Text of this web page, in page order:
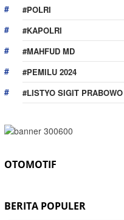
#POLRI
#KAPOLRI
#MAHFUD MD
#PEMILU 2024
#LISTYO SIGIT PRABOWO
OTOMOTIF
BERITA POPULER